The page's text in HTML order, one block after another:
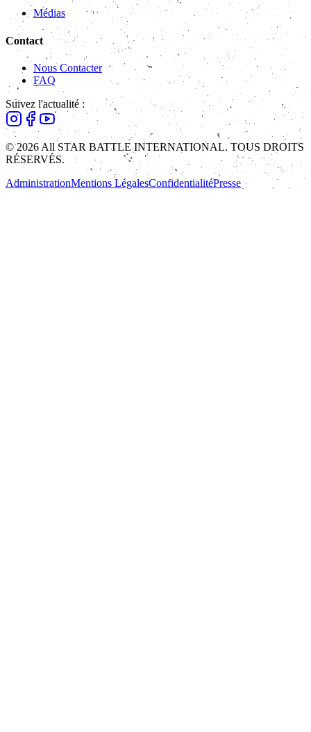
Médias
Contact
Nous Contacter
FAQ
Suivez l'actualité :
© 2026 All STAR BATTLE INTERNATIONAL. TOUS DROITS
RÉSERVÉS.
AdministrationMentions LégalesConfidentialitéPresse